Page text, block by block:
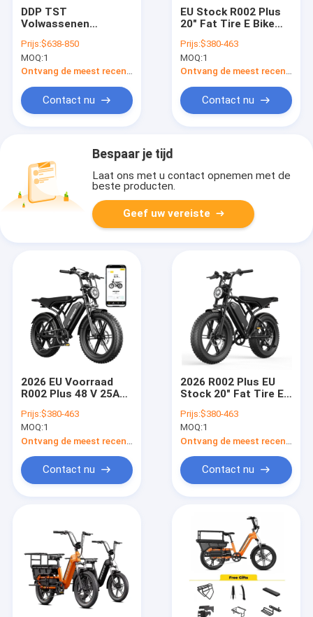
DDP TST
Volwassenen
250W borstelloze
48V 15Ah
Lithiumbatterij 60
Tire Carbon Fiber
Achter Hub Disc
Prijs:$638-850
MOQ:1
Ontvang de meest recente Prijs
Contact nu
EU Stock R002 Plus
20" Fat Tire E Bike
Road Bike 750W
1200W Motor Power
Mountain E Bike
Prijs:$380-463
MOQ:1
Ontvang de meest recente Prijs
Contact nu
Bespaar je tijd
Laat ons met u contact opnemen met de
beste producten.
Geef uw vereiste
2026 EU Voorraad
R002 Plus 48 V 25A
Bike Off-Road fiets
750 W 1200 W Motor
Power Mountain E
Bike
Prijs:$380-463
MOQ:1
Contact nu
2026 R002 Plus EU
Stock 20" Fat Tire E
Off-Road Bike 250W
Motor Power
Mountain E Bike
Prijs:$380-463
MOQ:1
Contact nu